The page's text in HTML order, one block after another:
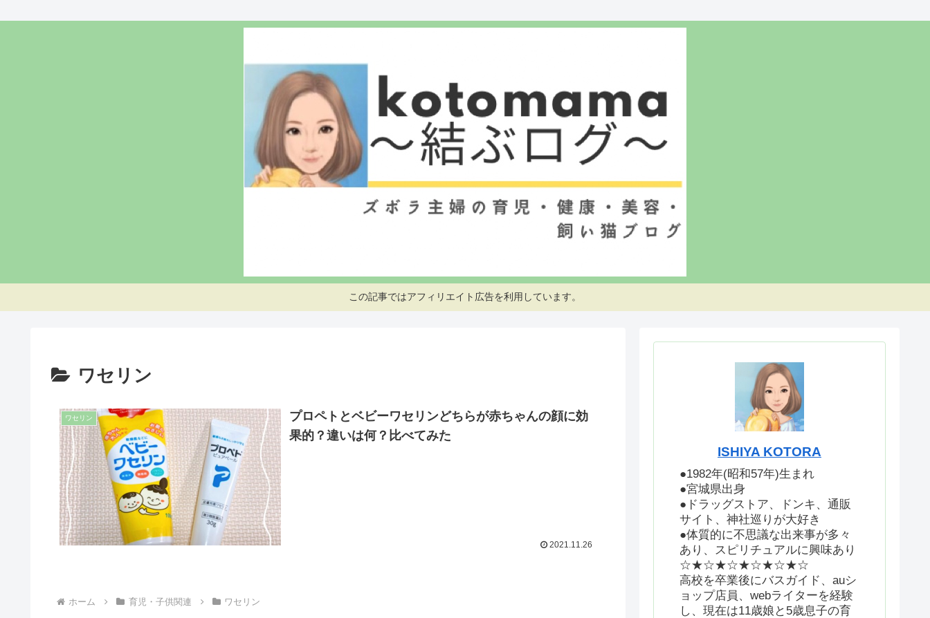
この記事ではアフィリエイト広告を利用しています。
ワセリン
ワセリン
プロペトとベビーワセリンどちらが赤ちゃんの顔に効
果的？違いは何？比べてみた
2021.11.26
ホーム 育児・子供関連 ワセリン
ISHIYA KOTORA
●1982年(昭和57年)生まれ
●宮城県出身
●ドラッグストア、ドンキ、通販
サイト、神社巡りが大好き
●体質的に不思議な出来事が多々
あり、スピリチュアルに興味あり
☆★☆★☆★☆★☆★☆
高校を卒業後にバスガイド、auシ
ョップ店員、webライターを経験
し、現在は11歳娘と5歳息子の育